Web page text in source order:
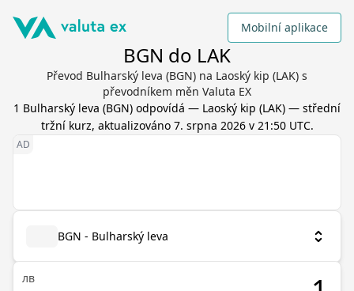
Mobilní aplikace
BGN do LAK
Převod Bulharský leva (BGN) na Laoský kip (LAK) s
převodníkem měn Valuta EX
1 Bulharský leva (BGN) odpovídá — Laoský kip (LAK) — střední
tržní kurz, aktualizováno 7. srpna 2026 v 21:50 UTC.
BGN - Bulharský leva
лв